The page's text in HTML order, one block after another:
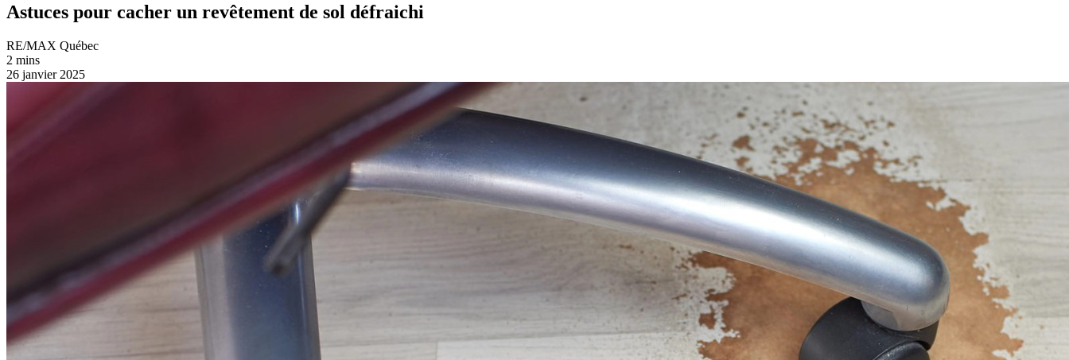
Astuces pour cacher un revêtement de sol défraichi
RE/MAX Québec
2 mins
26 janvier 2025